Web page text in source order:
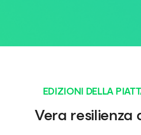
EDIZIONI DELLA
Vera resilienza